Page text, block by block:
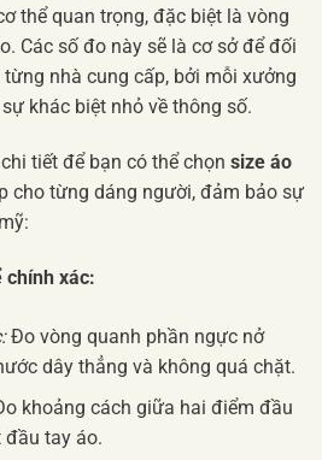
thể quan trọng, đặc biệt là vòng
Các số đo này sẽ là cơ sở để đối
từng nhà cung cấp, bởi mỗi xưởng
khác biệt nhỏ về thông số.
tiết để bạn có thể chọn size áo
cho từng dáng người, đảm bảo sự
xác:
Đo vòng quanh phần ngực nở
dây thẳng và không quá chặt.
khoảng cách giữa hai điểm đầu
đầu tay áo.